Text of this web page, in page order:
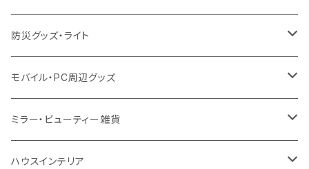
保冷
スウェット
不織布
保冷
EVA
防水
ポリエステル
リネン
カスタムデザインボトル
アルミタンブラー
バンブータンブラー
コーヒー配合タンブラー
カスタムデザインタンブラー
バンブー
コーヒー配合
プラスチック
陶器
フードポット
コースター
ドリンク用品
保存容器
単色ボールペン
多機能ペン
ペンケース
メモ
防災グッズ・ライト
防災セット
ラジオ・スピーカー
ハンディライト
モバイル・PC周辺グッズ
チャージャー
充電器
ミラー・ビューティー雑貨
折りたたみ式ミラー
ハウスインテリア